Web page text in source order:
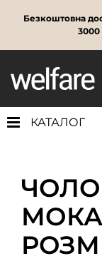
Безкоштовна
3000
КАТАЛОГ